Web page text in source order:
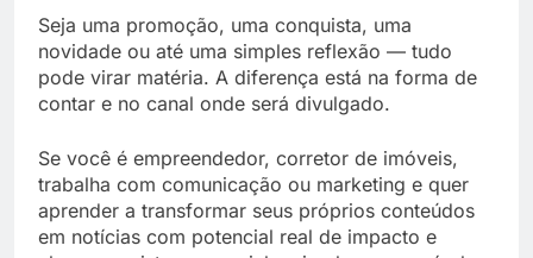
Seja uma promoção, uma conquista, uma
novidade ou até uma simples reflexão — tudo
pode virar matéria. A diferença está na forma de
contar e no canal onde será divulgado.
Se você é empreendedor, corretor de imóveis,
trabalha com comunicação ou marketing e quer
aprender a transformar seus próprios conteúdos
em notícias com potencial real de impacto e